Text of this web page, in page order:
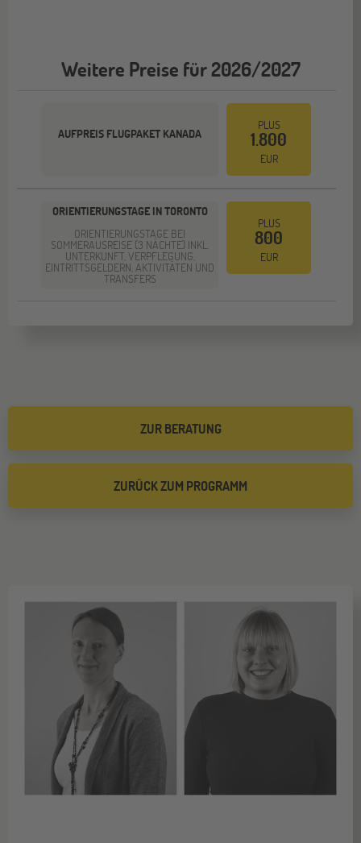
Weitere Preise für 2026/2027
AUFPREIS FLUGPAKET KANADA
PLUS
1.800
EUR
ORIENTIERUNGSTAGE IN TORONTO
ORIENTIERUNGSTAGE BEI
SOMMERAUSREISE (3 NÄCHTE) INKL.
UNTERKUNFT, VERPFLEGUNG,
EINTRITTSGELDERN, AKTIVITÄTEN UND
TRANSFERS
PLUS
800
EUR
ZUR BERATUNG
ZURÜCK ZUM PROGRAMM